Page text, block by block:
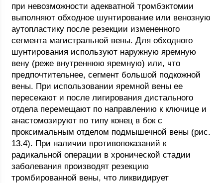
при невозможности адекватной тромбэктомии
выполняют обходное шунтирование или венозную
аутопластику после резекции измененного
сегмента магистральной вены. Для обходного
шунтирования используют наружную яремную
вену (реже внутреннюю яремную) или, что
предпочтительнее, сегмент большой подкожной
вены. При использовании яремной вены ее
пересекают и после лигирования дистального
отдела перемещают по направлению к ключице и
анастомозируют по типу конец в бок с
проксимальным отделом подмышечной вены (рис.
13.4). При наличии противопоказаний к
радикальной операции в хронической стадии
заболевания производят резекцию
тромбированной вены, что ликвидирует